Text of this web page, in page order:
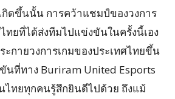
กิดขึ้นนั้น การคว้าแชมป์ของวงการ
ทยที่ได้ส่งทีมไปแข่งขันในครั้งนี้เอง
กายวงการเกมของประเทศไทยขึ้น
นที่ทาง Buriram United Esports
ทยทุกคนรู้สึกยินดีไปด้วย ถึงแม้